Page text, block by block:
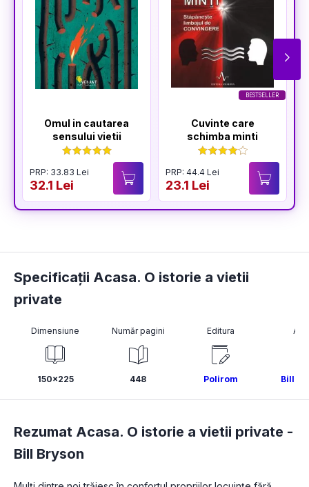
Omul in cautarea
sensului vietii
PRP: 33.83 Lei
32.1 Lei
BESTSELLER
Cuvinte care
schimba minti
PRP: 44.4 Lei
23.1 Lei
Specificații Acasa. O istorie a vietii
private
Dimensiune
150x225
Număr pagini
448
Editura
Polirom Bill
Rezumat Acasa. O istorie a vietii private -
Bill Bryson